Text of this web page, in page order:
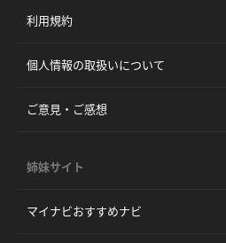
利用規約
個人情報の取扱いについて
ご意見・ご感想
姉妹サイト
マイナビおすすめナビ